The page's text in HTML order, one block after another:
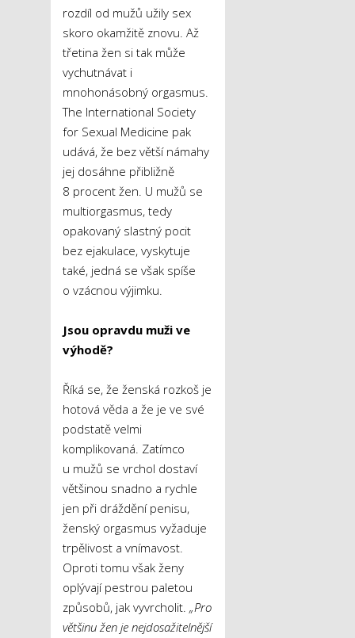
rozdíl od mužů užily sex
skoro okamžitě znovu. Až
třetina žen si tak může
vychutnávat i
mnohonásobný orgasmus.
The International Society
for Sexual Medicine pak
udává, že bez větší námahy
jej dosáhne přibližně
8 procent žen. U mužů se
multiorgasmus, tedy
opakovaný slastný pocit
bez ejakulace, vyskytuje
také, jedná se však spíše
o vzácnou výjimku.
Jsou opravdu muži ve
výhodě?
Říká se, že ženská rozkoš je
hotová věda a že je ve své
podstatě velmi
komplikovaná. Zatímco
u mužů se vrchol dostaví
většinou snadno a rychle
jen při dráždění penisu,
ženský orgasmus vyžaduje
trpělivost a vnímavost.
Oproti tomu však ženy
oplývají pestrou paletou
způsobů, jak vyvrcholit. „Pro
většinu žen je nejdosažitelnější